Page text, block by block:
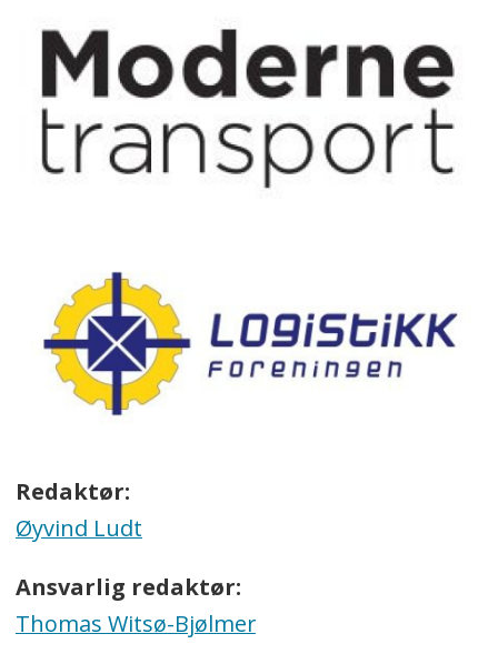
Redaktør:
Øyvind Ludt
Ansvarlig redaktør:
Thomas Witsø-Bjølmer